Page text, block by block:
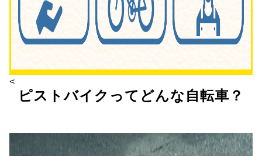
<
ピストバイクってどんな自転車？